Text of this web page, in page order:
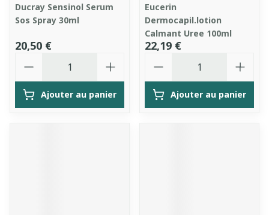
Ducray Sensinol Serum
Sos Spray 30ml
20,50 €
Ajouter au panier
Eucerin
Dermocapil.lotion
Calmant Uree 100ml
22,19 €
Ajouter au panier